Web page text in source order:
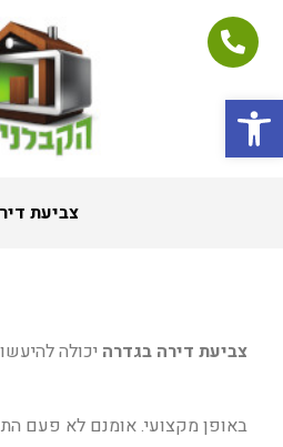
פתח סרגל נגישות
צביעת
צביעת דירה בגדרה יכולה
באופן מקצועי. אומנם לא פעם